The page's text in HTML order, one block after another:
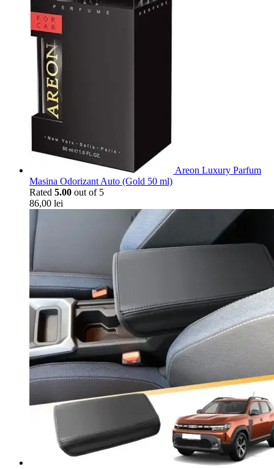
Areon Luxury Parfum
Masina Odorizant Auto (Gold 50 ml)
Rated 5.00 out of 5
86,00 lei